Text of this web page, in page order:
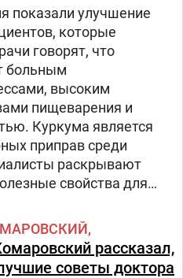
показали улучшение
которые
говорят, что
больным
высоким
пищеварения и
Куркума является
приправ среди
раскрывают
свойства для
рассказал,
советы доктора